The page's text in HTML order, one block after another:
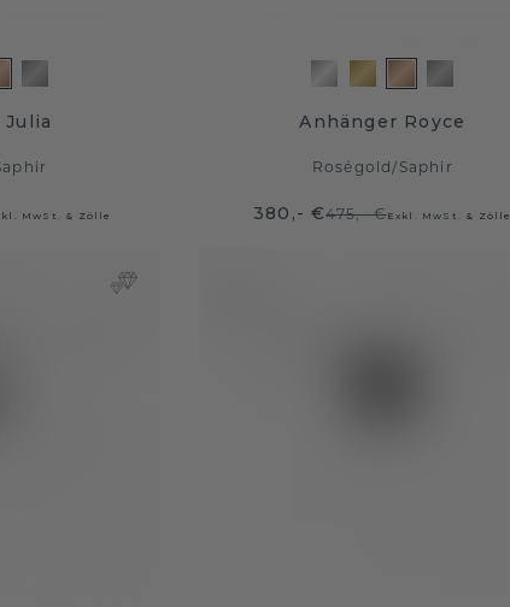
MwSt. & Zölle
Anhänger Royce
Roségold/ Saphir
380,- €475,- €Exkl. MwSt. & Zölle